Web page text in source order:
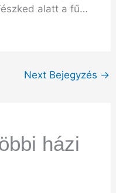
alatt a fű…
Next Bejegyzés →
házi